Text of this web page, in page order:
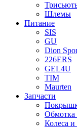
Шлемы
Питание
SIS
GU
Dion
226ERS
GEL4U
TIM
Maurten
Запчасти
Обмотка
Колеса